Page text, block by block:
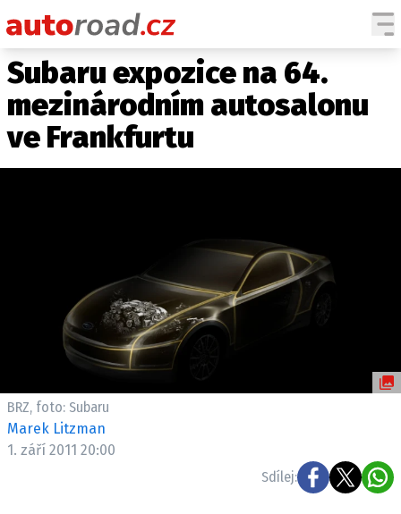
AUTA
TESTY AUT
NOVINKY
EKONOMIKA
ČESKÝ TRH
TUNING
TESTY ELEKTROMOBILŮ
Subaru expozice na 64.
mezinárodním autosalonu
ve Frankfurtu
BRZ, foto: Subaru
Marek Litzman
1. září 2011 20:00
Sdílej: